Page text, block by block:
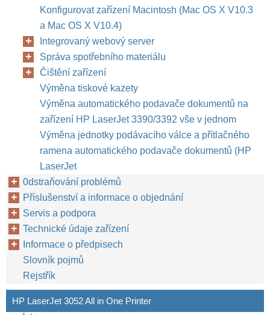
Konfigurovat zařízení Macintosh (Mac OS X V10.3
a Mac OS X V10.4)
Integrovaný webový server
Správa spotřebního materiálu
Čištění zařízení
Výměna tiskové kazety
Výměna automatického podavače dokumentů na
zařízení HP LaserJet 3390/3392 vše v jednom
Výměna jednotky podávacího válce a přítlačného
ramena automatického podavače dokumentů (HP
LaserJet
0dstraňování problémů
Příslušenství a informace o objednání
Servis a podpora
Technické údaje zařízení
Informace o předpisech
Slovník pojmů
Rejstřík
HP LaserJet 3052 All in One Printer